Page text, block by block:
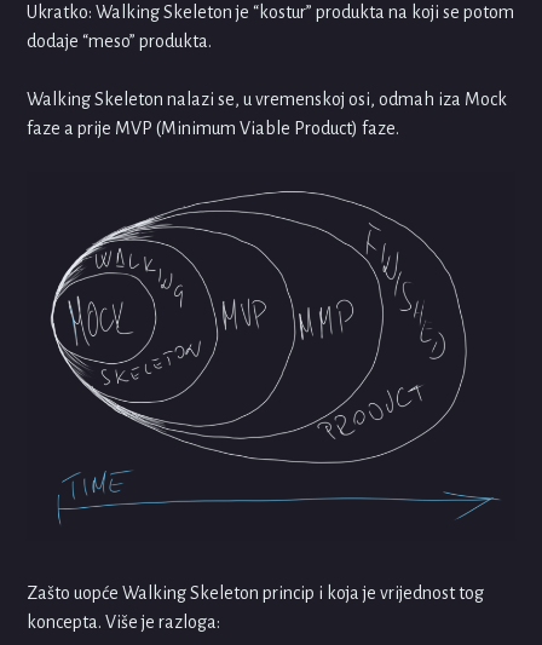
Ukratko: Walking Skeleton je “kostur” produkta na koji se potom
dodaje “meso” produkta.
Walking Skeleton nalazi se, u vremenskoj osi, odmah iza Mock
faze a prije MVP (Minimum Viable Product) faze.
Zašto uopće Walking Skeleton princip i koja je vrijednost tog
koncepta. Više je razloga: